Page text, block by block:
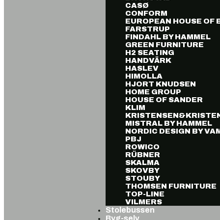
CASØ
CONFORM
EUROPEAN HOUSE OF
FARSTRUP
FINDAHL BY HAMMEL
GREEN FURNITURE
H2 SEATING
HANDVÄRK
HASLEV
HIMOLLA
HJORT KNUDSEN
HOME GROUP
HOUSE OF SANDER
KLIM
MISTRAL BY HAMMEL
NORDIC DESIGN BY
PBJ
ROWICO
RÜBNER
SKALMA
SKOVBY
STOUBY
THOMSEN FURNITURE
TOP-LINE
VILMERS
Stolebussen
Byg-selv